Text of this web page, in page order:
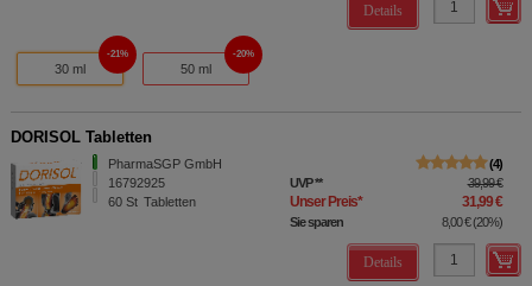
Details
30 ml
21%
50 ml
20%
DORISOL Tabletten
PharmaSGP GmbH
16792925
60 St Tabletten
4
UVP** 39,99 €
Unser Preis* 31,99 €
Sie sparen 8,00 €(20%)
Details